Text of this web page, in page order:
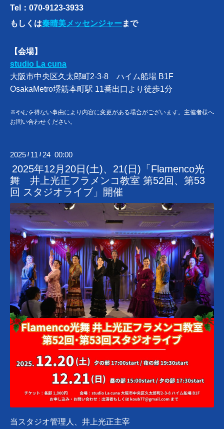
Tel：070-9123-3933
もしくは秦晴美メッセンジャーまで
【会場】
studio La cuna
大阪市中央区久太郎町2-3-8 ハイム船場 B1F
OsakaMetro堺筋本町駅 11番出口より徒歩1分
※やむを得ない事由により内容に変更がある場合がございます。主催者様へ
お問い合わせください。
2025 / 11 / 24 00:00
2025年12月20日(土)、21(日)「Flamenco光
舞 井上光正フラメンコ教室 第52回、第53
回 スタジオライブ」開催
当スタジオ管理人、井上光正主宰